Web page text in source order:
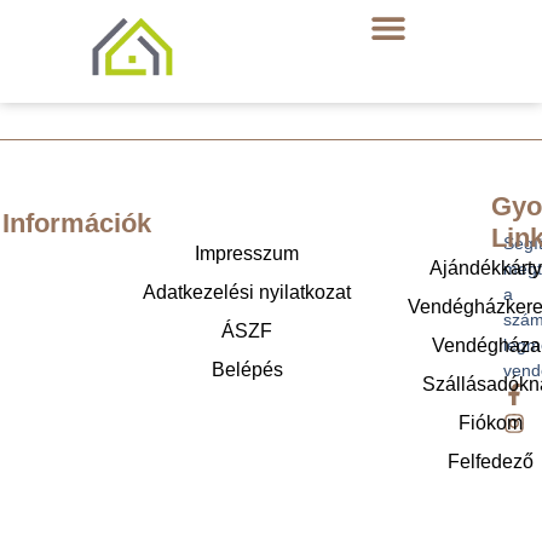
a
Fiókom
Felfedező
Információk
Impresszum
Adatkezelési nyilatkozat
ÁSZF
Belépés